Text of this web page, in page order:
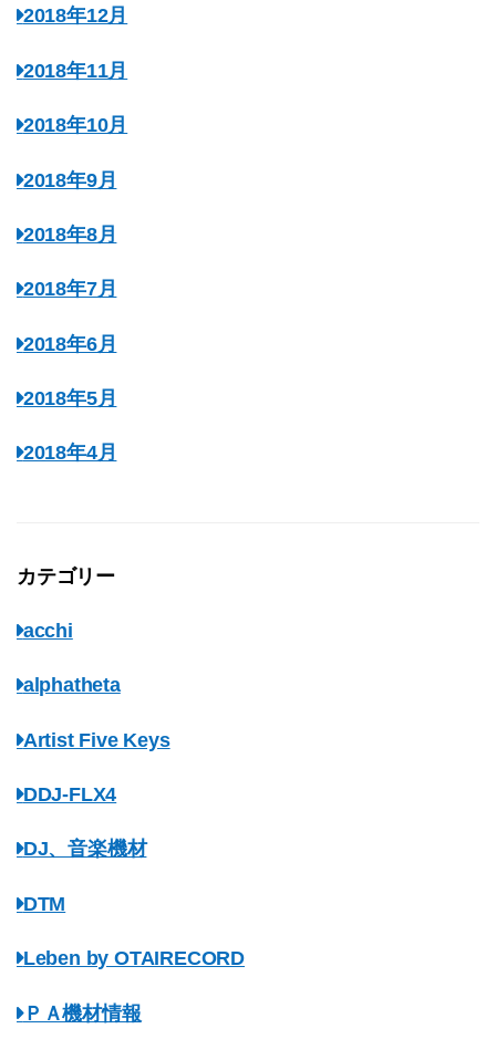
2018年12月
2018年11月
2018年10月
2018年9月
2018年8月
2018年7月
2018年6月
2018年5月
2018年4月
カテゴリー
acchi
alphatheta
Artist Five Keys
DDJ-FLX4
DJ、音楽機材
DTM
Leben by OTAIRECORD
ＰＡ機材情報